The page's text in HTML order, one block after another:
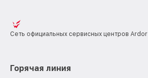
Сеть официальных сервисных центров Ardor
Горячая линия